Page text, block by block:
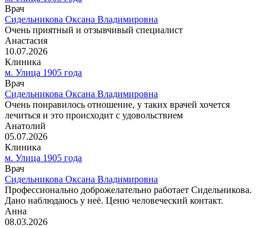
Врач
Сидельникова Оксана Владимировна
Очень приятный и отзывчивый специалист
Анастасия
10.07.2026
Клиника
м. Улица 1905 года
Врач
Сидельникова Оксана Владимировна
Очень понравилось отношение, у таких врачей хочется
лечиться и это происходит с удовольствием
Анатолий
05.07.2026
Клиника
м. Улица 1905 года
Врач
Сидельникова Оксана Владимировна
Профессионально доброжелательно работает Сидельникова.
Дано наблюдаюсь у неё. Ценю человеческий контакт.
Анна
08.03.2026